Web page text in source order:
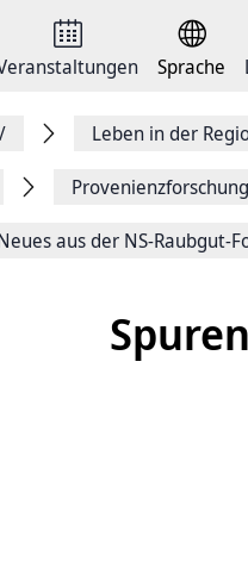
Sprache
Leben in der
aus der NS-Raubgut-